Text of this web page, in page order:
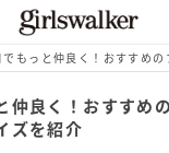
仲良く！おすすめ
ズを紹介